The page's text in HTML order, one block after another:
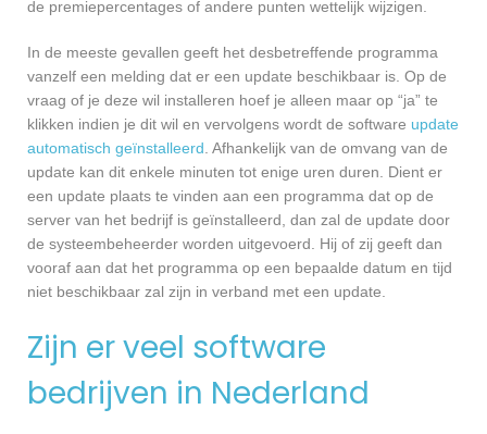
de premiepercentages of andere punten wettelijk wijzigen.
In de meeste gevallen geeft het desbetreffende programma
vanzelf een melding dat er een update beschikbaar is. Op de
vraag of je deze wil installeren hoef je alleen maar op “ja” te
klikken indien je dit wil en vervolgens wordt de software update
automatisch geïnstalleerd. Afhankelijk van de omvang van de
update kan dit enkele minuten tot enige uren duren. Dient er
een update plaats te vinden aan een programma dat op de
server van het bedrijf is geïnstalleerd, dan zal de update door
de systeembeheerder worden uitgevoerd. Hij of zij geeft dan
vooraf aan dat het programma op een bepaalde datum en tijd
niet beschikbaar zal zijn in verband met een update.
Zijn er veel software
bedrijven in Nederland